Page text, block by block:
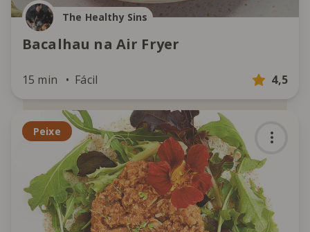
The Healthy Sins
Bacalhau na Air Fryer
15 min Fácil 4,5
Peixe